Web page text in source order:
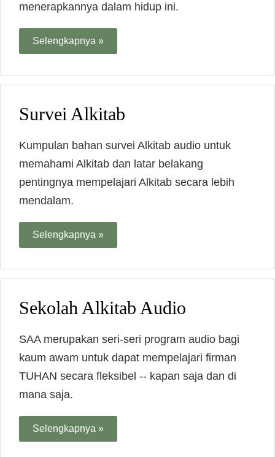
menerapkannya dalam hidup ini.
Selengkapnya »
Survei Alkitab
Kumpulan bahan survei Alkitab audio untuk
memahami Alkitab dan latar belakang
pentingnya mempelajari Alkitab secara lebih
mendalam.
Selengkapnya »
Sekolah Alkitab Audio
SAA merupakan seri-seri program audio bagi
kaum awam untuk dapat mempelajari firman
TUHAN secara fleksibel -- kapan saja dan di
mana saja.
Selengkapnya »